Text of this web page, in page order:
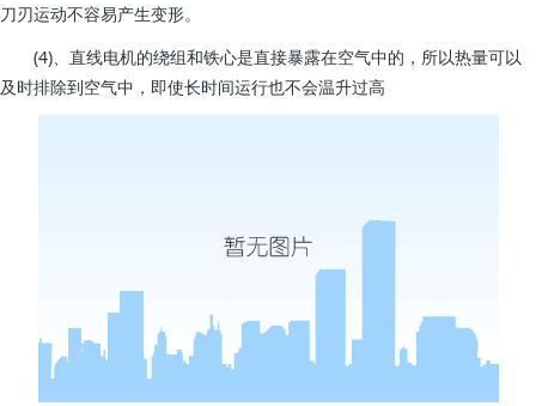
刀刃运动不容易产生变形。
(4)、直线电机的绕组和铁心是直接暴露在空气中的，所以热量可以
及时排除到空气中，即使长时间运行也不会温升过高